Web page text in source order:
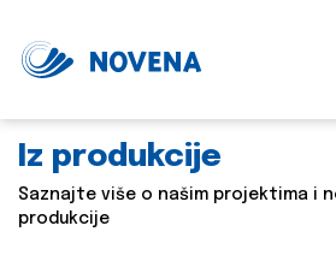
Iz produkcije
Saznajte više o našim projektima i
produkcije